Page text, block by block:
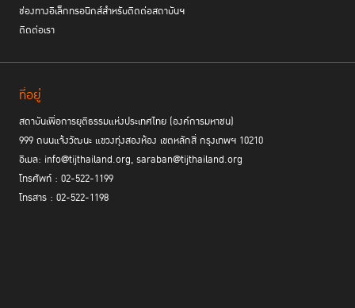
กำเนิดจากพระดำริของสมเด็จพระเจ้าลูกเธอ เจ้าฟ้าพัชรกิติยาภาฯ สู่ความ
สำคัญและผลสำเร็จในการอนุวัติข้อกำหนดในปัจจุบันและการขยายผลพระ
กิจกรรมดำเนินไป ผู้ร่วมเสวนาได้มีการแลกเปลี่ยนมุมมองต่อความสำคัญและ
ทิศทางและยุทธศาสตร์การผลักดันข้อกำหนดกรุงเทพฯ ในระดับระหว่างประเทศ
ของสถาบันฯ ต่อไปในอนาคต
ในกิจกรรมคู่ขนานครั้งนี้มีผู้อภิปรายประกอบด้วย Ms. Ghada Fathi Waly ผู้
อำนวยการสำนักงาน UNODC ศาสตราจารย์พิเศษ ดร. กิตติพงษ์ กิตติยา
รักษ์ ที่ปรึกษาสถาบันฯ Ms. Tomoko Akane ผู้พิพากษาศาลอาญาระหว่าง
ประเทศ Mr. Taro Morinaga ผู้อำนวยการสถาบัน UNAFEI และ Ms. Olivia
ช่องทางอิเล็กทรอนิกส์สำหรับติดต่อสถาบันฯ
ติดต่อเรา
ที่อยู่
สถาบันเพื่อการยุติธรรมแห่งประเทศไทย (องค์การมหาชน)
999 ถนนแจ้งวัฒนะ แขวงทุ่งสองห้อง เขตหลักสี่ กรุงเทพฯ 10210
อีเมล: info@tijthailand.org, saraban@tijthailand.org
โทรศัพท์ : 02-522-1199
โทรสาร : 02-522-1198